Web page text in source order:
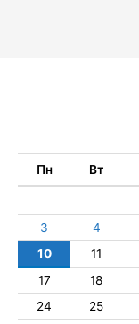
Пн Вт
3
4
10
11
17
18
24
25